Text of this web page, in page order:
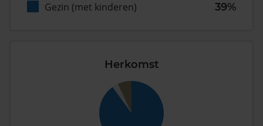
Gezin (met kinderen)
39%
Herkomst